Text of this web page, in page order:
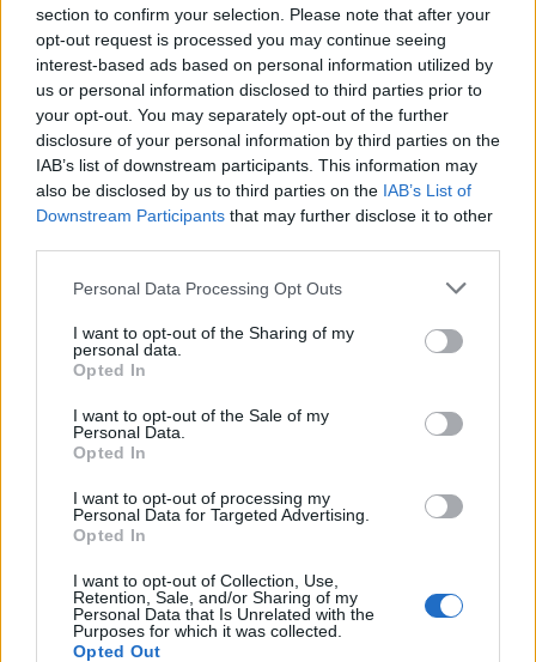
section to confirm your selection. Please note that after your
opt-out request is processed you may continue seeing
interest-based ads based on personal information utilized by
us or personal information disclosed to third parties prior to
your opt-out. You may separately opt-out of the further
disclosure of your personal information by third parties on the
IAB’s list of downstream participants. This information may
also be disclosed by us to third parties on the IAB’s List of
Downstream Participants that may further disclose it to other
Please note that this website/app uses one or more Google
not limited to your visit or usage behaviour. You may click to
grant or deny consent to Google and its third-party tags to
use your data for below specified purposes in below Google
consent section.
Personal Data Processing Opt Outs
I want to opt-out of the Sharing of my
personal data.
Opted In
I want to opt-out of the Sale of my
Personal Data.
Opted In
I want to opt-out of processing my
Personal Data for Targeted Advertising.
Opted In
I want to opt-out of Collection, Use,
Retention, Sale, and/or Sharing of my
Personal Data that Is Unrelated with the
Purposes for which it was collected.
Opted Out
Szabó Liliom
Az ezotéria segíthet, de csak akkor, ha nem
menekülsz bele a problémáid elől
Jen Barbara